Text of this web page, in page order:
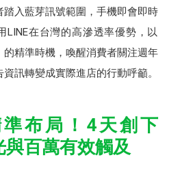
踏入藍芽訊號範圍，手機即會即時
LINE在台灣的高滲透率優勢，以
的精準時機，喚醒消費者關注週年
訊轉變成實際進店的行動呼籲。
布局！4天創下
百萬有效觸及